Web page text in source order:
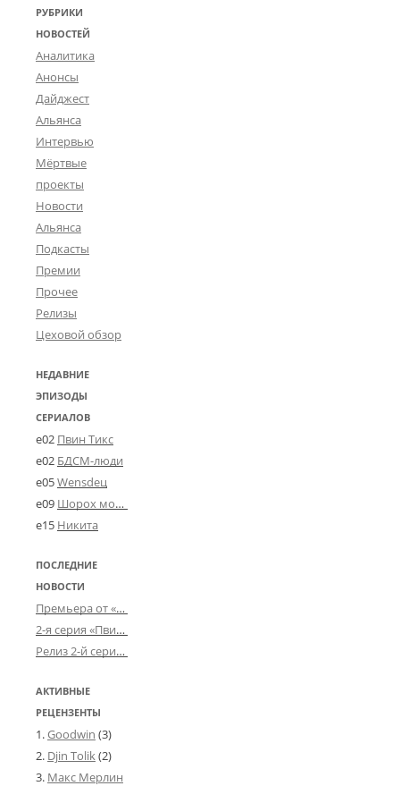
РУБРИКИ
НОВОСТЕЙ
Аналитика
Анонсы
Дайджест
Альянса
Интервью
Мёртвые
проекты
Новости
Альянса
Подкасты
Премии
Прочее
Релизы
Цеховой обзор
НЕДАВНИЕ
ЭПИЗОДЫ
СЕРИАЛОВ
e02 Пвин Тикс
e02 БДСМ-люди
e05Wensdeц
e09 Шорох мозговины
e15 Никита
ПОСЛЕДНИЕ
НОВОСТИ
Премьера от «Усталого королевства»: «Игорь начал»
2-я серия «Пвин Тикса» от 2-D
Релиз 2-й серии «БДСМ-людей» от «Аркада Фильм»
АКТИВНЫЕ
РЕЦЕНЗЕНТЫ
Goodwin (3)
Djin Tolik(2)
Макс Мерлин